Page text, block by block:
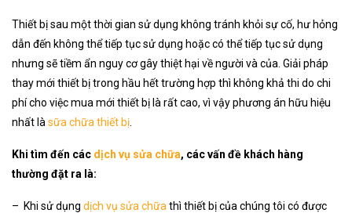
Thiết bị sau một thời gian sử dụng không tránh khỏi sự cố, hư hỏng
dẫn đến không thể tiếp tục sử dụng hoặc có thể tiếp tục sử dụng
nhưng sẽ tiềm ẩn nguy cơ gây thiệt hại về người và của. Giải pháp
thay mới thiết bị trong hầu hết trường hợp thì không khả thi do chi
phí cho việc mua mới thiết bị là rất cao, vì vậy phương án hữu hiệu
nhất là sữa chữa thiết bị
Khi tìm đến các dịch vụ sửa chữa, các vấn đề khách hàng
thường đặt ra là:
– Khi sử dụng dịch vụ sửa chữa thì thiết bị của chúng tôi có được